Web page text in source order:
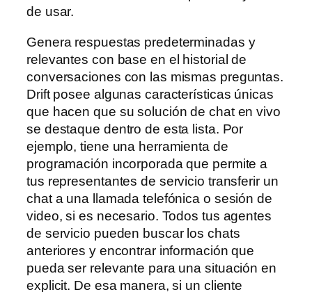
de usar.
Genera respuestas predeterminadas y
relevantes con base en el historial de
conversaciones con las mismas preguntas.
Drift posee algunas características únicas
que hacen que su solución de chat en vivo
se destaque dentro de esta lista. Por
ejemplo, tiene una herramienta de
programación incorporada que permite a
tus representantes de servicio transferir un
chat a una llamada telefónica o sesión de
video, si es necesario. Todos tus agentes
de servicio pueden buscar los chats
anteriores y encontrar información que
pueda ser relevante para una situación en
explicit. De esa manera, si un cliente